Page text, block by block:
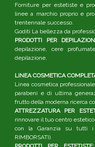
Forniture per estetiste e
linee a marchio proprio e
trentennale successo.
Goditi La bellezza da
PRODOTTI PER
depilazione, cere
depilazione.
LINEA COSMETICA
Linea cosmetica
parabeni e di ultima
frutto della moderna ricerca
ATTREZZATURA PER
rinnovare il tuo centro
con la Garanzia su tutti i
RIMBORSATI).